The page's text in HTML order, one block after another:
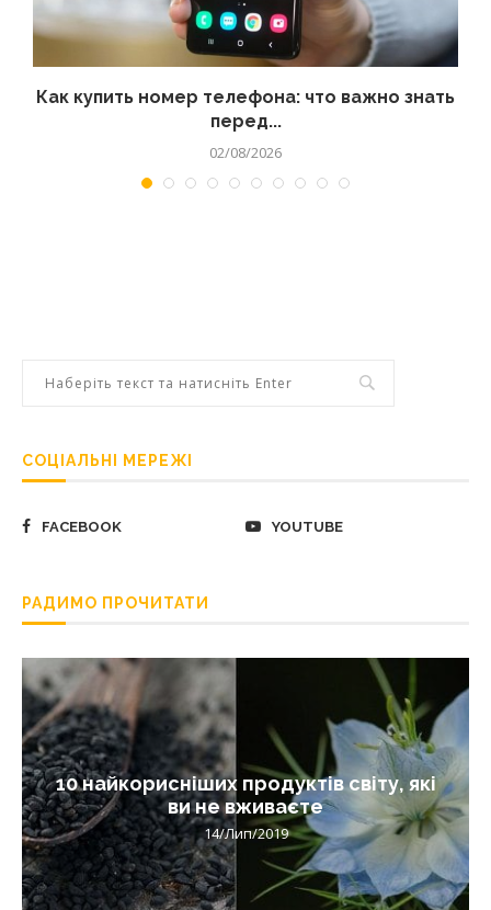
Как купить номер телефона: что важно знать
перед...
02/08/2026
СОЦІАЛЬНІ МЕРЕЖІ
FACEBOOK YOUTUBE
РАДИМО ПРОЧИТАТИ
10 найкорисніших продуктів світу, які
ви не вживаєте
14/Лип/2019